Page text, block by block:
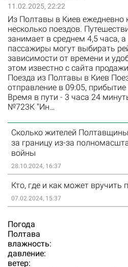
11.02.2025, 22:22
Из Полтавы в Киев ежедневно
несколько поездов.
занимает в среднем 4,5 часа, а
пассажиры могут выбирать
зависимости от времени и
этом известно с сайта
Поезда из Полтавы в Киев
отправление в 09:05, прибытие
Время в пути - 3 часа 24
№723К "Ин…
Сколько жителей
за границу из-за
войны
28.10.2024, 16:37
Кто, где и как может вручить
07.02.2024, 15:37
Погода
Полтава
влажность:
давление:
ветер: